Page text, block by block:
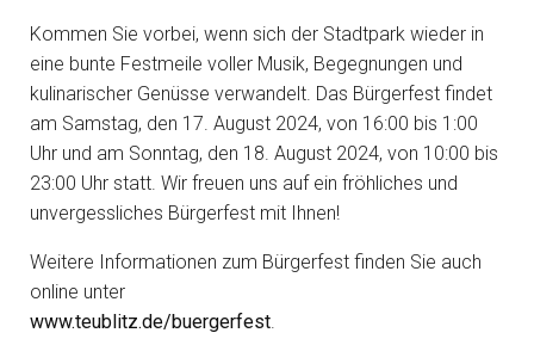
Kommen Sie vorbei, wenn sich der Stadtpark wieder in
eine bunte Festmeile voller Musik, Begegnungen und
kulinarischer Genüsse verwandelt. Das Bürgerfest findet
am Samstag, den 17. August 2024, von 16:00 bis 1:00
Uhr und am Sonntag, den 18. August 2024, von 10:00 bis
23:00 Uhr statt. Wir freuen uns auf ein fröhliches und
unvergessliches Bürgerfest mit Ihnen!
Weitere Informationen zum Bürgerfest finden Sie auch
online unter
www.teublitz.de/buergerfest.